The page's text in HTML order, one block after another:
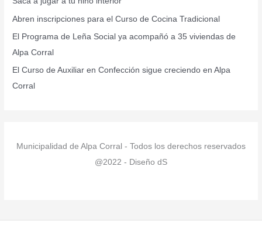
o
r
:
Abren inscripciones para el Curso de Cocina Tradicional
El Programa de Leña Social ya acompañó a 35 viviendas de
Alpa Corral
El Curso de Auxiliar en Confección sigue creciendo en Alpa
Corral
Municipalidad de Alpa Corral - Todos los derechos reservados
@2022 - Diseño dS